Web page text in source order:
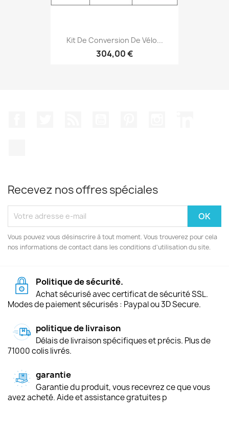
Kit De Conversion De Vélo...
304,00 €
Recevez nos offres spéciales
Vous pouvez vous désinscrire à tout moment. Vous trouverez pour cela
nos informations de contact dans les conditions d'utilisation du site.
Politique de sécurité.
Achat sécurisé avec certificat de sécurité SSL.
Modes de paiement sécurisés : Paypal ou 3D Secure.
politique de livraison
Délais de livraison spécifiques et précis. Plus de
71000 colis livrés.
garantie
Garantie du produit, vous recevrez ce que vous
avez acheté. Aide et assistance gratuites p